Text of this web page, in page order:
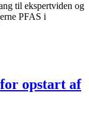
til ekspertviden og
PFAS i
opstart af